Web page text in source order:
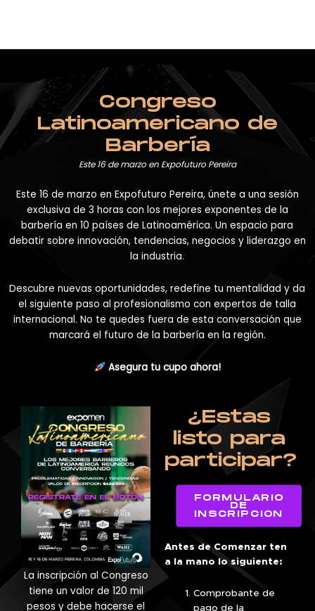
Congreso
Latinoamericano de
Barbería
Este 16 de marzo en Expofuturo Pereira
Este 16 de marzo en Expofuturo Pereira, únete a una sesión
exclusiva de 3 horas con los mejores exponentes de la
barbería en 10 países de Latinoamérica. Un espacio para
debatir sobre innovación, tendencias, negocios y liderazgo en
la industria.
Descubre nuevas oportunidades, redefine tu mentalidad y da
el siguiente paso al profesionalismo con expertos de talla
internacional. No te quedes fuera de esta conversación que
marcará el futuro de la barbería en la región.
Asegura tu cupo ahora!
La inscripción al Congreso
tiene un valor de 120 mil
pesos y debe hacerse el
¿Estas
listo para
participar?
FORMULARIO
DE
INSCRIPCION
Antes de Comenzar ten
a la mano lo siguiente:
Comprobante de
pago de la